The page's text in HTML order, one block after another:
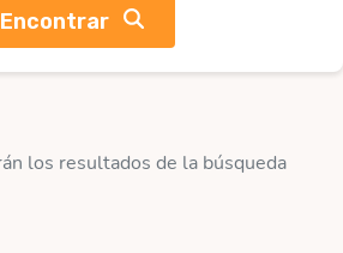
Encontrar
los resultados de la búsqueda